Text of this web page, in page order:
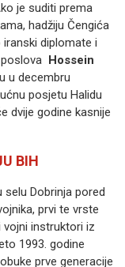
je suditi prema
hadžiju Čengića
diplomate i
Hossein
u decembru
posjetu Halidu
dvije godine kasnije
BIH
selu Dobrinja pored
prvi te vrste
vojni instruktori iz
1993. godine
prve generacije